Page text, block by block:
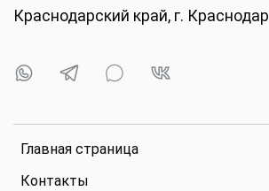
Главная страница
Контакты
Краснодарский край, г. Краснодар